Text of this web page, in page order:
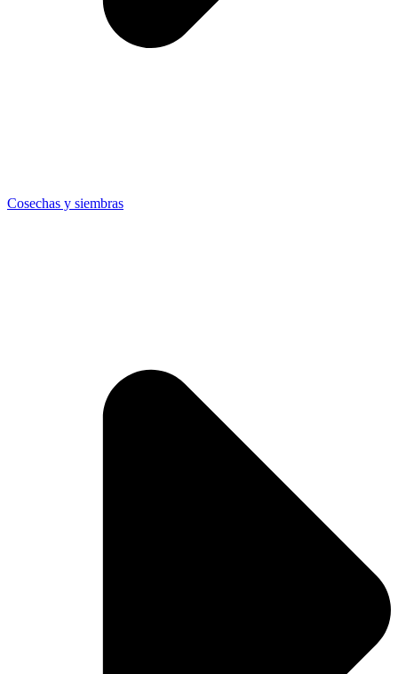
Cosechas y siembras